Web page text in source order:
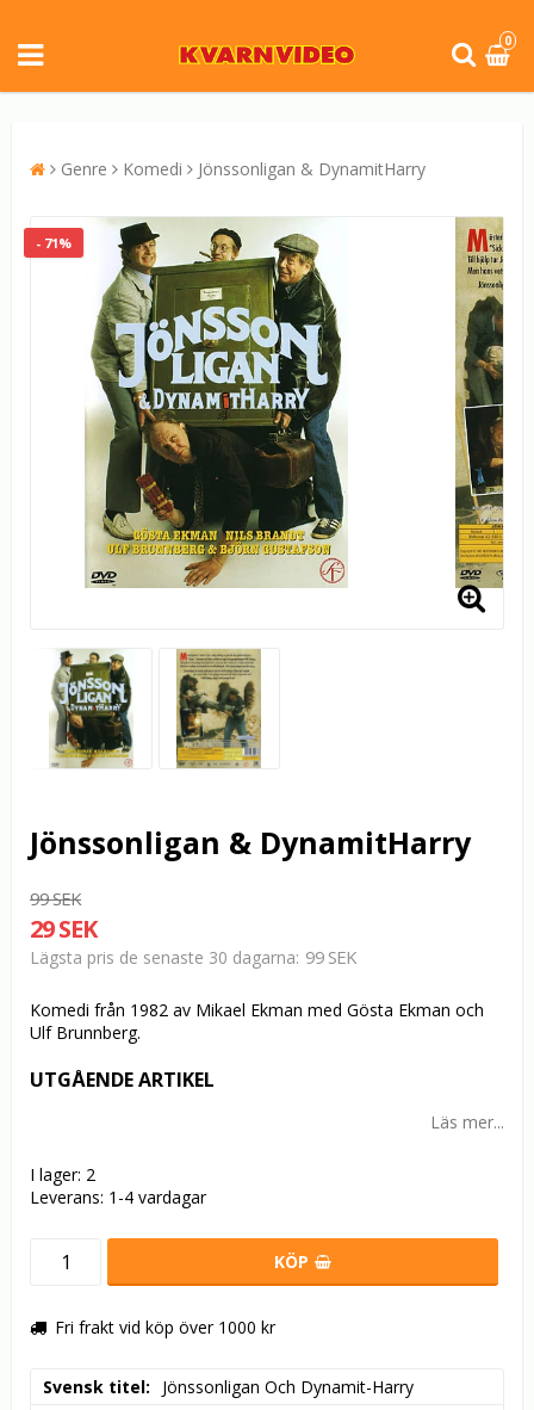
0
Genre Komedi Jönssonligan & DynamitHarry
- 71%
Jönssonligan & DynamitHarry
99 SEK
29 SEK
Lägsta pris de senaste 30 dagarna 99 SEK
Komedi från 1982 av Mikael Ekman med Gösta Ekman och
Ulf Brunnberg.
UTGÅENDE ARTIKEL
Läs mer...
I lager: 2
Leverans: 1-4 vardagar
KÖP
Fri frakt vid köp över 1000 kr
Svensk titel
Jönssonligan Och Dynamit-Harry